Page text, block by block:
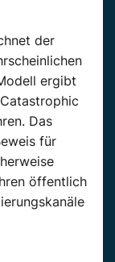
der
ergibt
Das
für
öffentlich